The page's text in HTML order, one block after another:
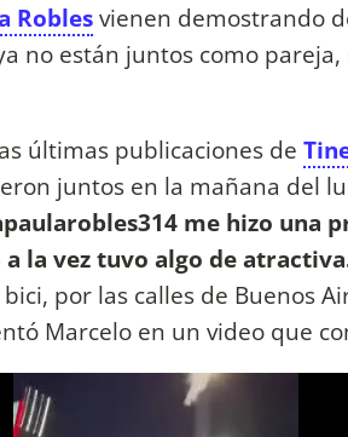
Roblesvienen demostrando
no están juntos como
últimas publicaciones de
juntos en la mañana del
me hizo una
la vez tuvo algo de
por las calles de Buenos
Marcelo en un video que